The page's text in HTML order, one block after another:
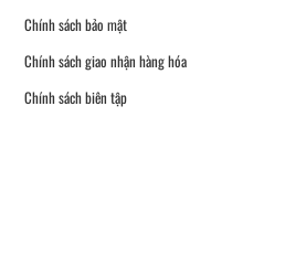
Chính sách bảo mật
Chính sách giao nhận hàng hóa
Chính sách biên tập